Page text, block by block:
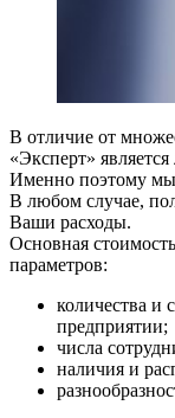
В отличие от
«Эксперт»
Именно поэтому мы
В любом случае,
Ваши расходы.
Основная
параметров:
количества и
предприятии;
числа
наличия и